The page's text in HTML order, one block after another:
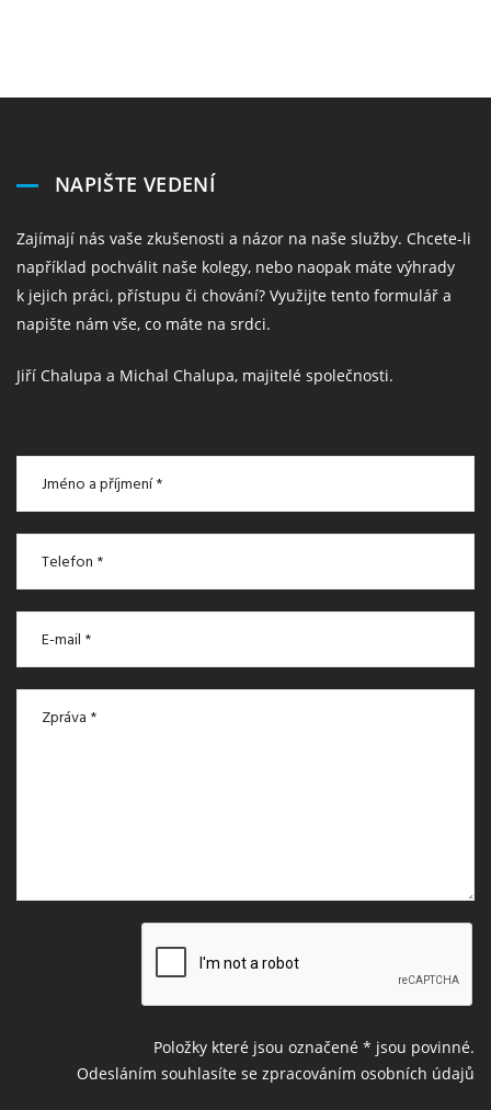
NAPIŠTE VEDENÍ
Zajímají nás vaše zkušenosti a názor na naše služby. Chcete-li
například pochválit naše kolegy, nebo naopak máte výhrady
k jejich práci, přístupu či chování? Využijte tento formulář a
napište nám vše, co máte na srdci.
Jiří Chalupa a Michal Chalupa, majitelé společnosti.
Položky které jsou označené * jsou povinné.
Odesláním souhlasíte se zpracováním osobních údajů